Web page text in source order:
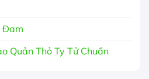
Đam
Quản Thỏ Ty Tử Chuẩn